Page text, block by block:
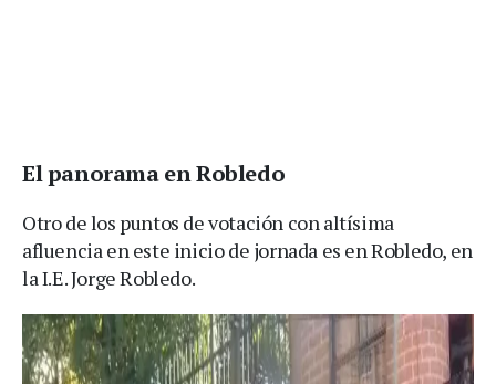
El panorama en Robledo
Otro de los puntos de votación con altísima
afluencia en este inicio de jornada es en Robledo, en
la I.E. Jorge Robledo.